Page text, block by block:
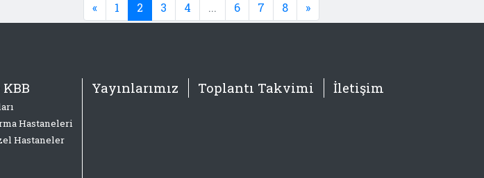
«
1 2 3 4 ... 6 7 8 »
Hastaneleri
Hastaneler
Yayınlarımız Toplantı Takvimi İletişim